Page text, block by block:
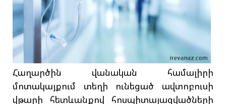
Հաղարծին վանական համալիրի
մոտակայքում տեղի ունեցած ավտոբուսի
վթարի հետևանքով հոսպիտալացվածների